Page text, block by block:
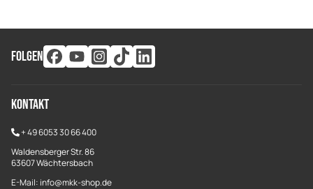
FOLGEN
Kontakt
+49 6053 30 66 400
Waldensberger Str. 86
63607 Wächtersbach
E-Mail: info@mkk-shop.de